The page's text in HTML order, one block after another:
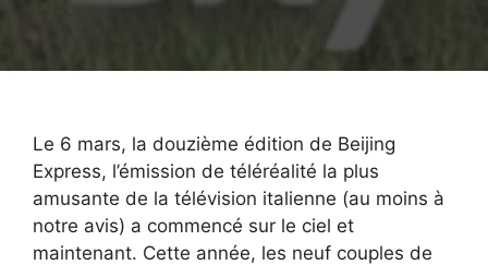
Le 6 mars, la douzième édition de Beijing
Express, l’émission de téléréalité la plus
amusante de la télévision italienne (au moins à
notre avis) a commencé sur le ciel et
maintenant. Cette année, les neuf couples de